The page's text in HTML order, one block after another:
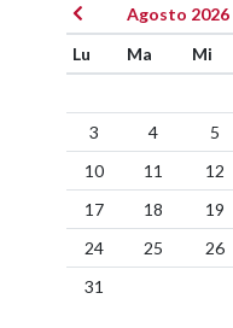
Agosto 2026
Lu
Ma Mi
3
4 5
10
11 12
17
18 19
24
25 26
31